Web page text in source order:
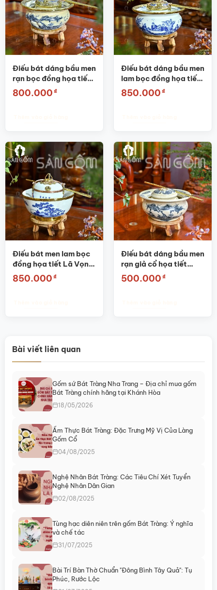
Điếu bát dáng bầu men
rạn bọc đồng họa tiết
Tùng hạc diên niên SG-
DB07
800.000 ₫
Điếu bát dáng bầu men
lam bọc đồng họa tiết
Trúc lâm thất hiền SG-
DB03
850.000 ₫
Điếu bát men lam bọc
đồng họa tiết Lã Vọng
Câu Cá SG-DB04
850.000 ₫
Điếu bát dáng bầu men
rạn giả cổ họa tiết
Tùng hạc diên niên SG-
DB08
500.000 ₫
Bài viết liên quan
Gốm sứ Bát Tràng Nha Trang – Địa chỉ mua gốm
Bát Tràng chính hãng tại Khánh Hòa
18/05/2026
Ẩm Thực Bát Tràng: Đặc Trưng Mỹ Vị Của Làng
Gốm Cổ
04/08/2025
Nghệ Nhân Bát Tràng: Các Tiêu Chí Xét Tuyển
Nghệ Nhân Dân Gian
02/08/2025
Tùng hạc diên niên trên gốm Bát Tràng: Ý nghĩa
và chế tác
31/07/2025
Bài Trí Bàn Thờ Chuẩn "Đông Bình Tây Quả": Tụ
Phúc, Rước Lộc